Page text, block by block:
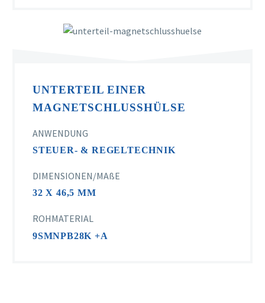
UNTERTEIL EINER
MAGNETSCHLUSSHÜLSE
ANWENDUNG
STEUER- & REGELTECHNIK
DIMENSIONEN/MAßE
32 X 46,5 MM
ROHMATERIAL
9SMNPB28K +A